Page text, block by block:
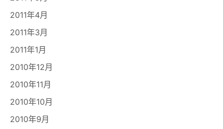
2011年4月
2011年3月
2011年1月
2010年12月
2010年11月
2010年10月
2010年9月